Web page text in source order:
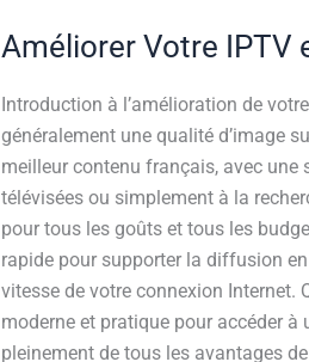
Améliorer Votre IPTV
Introduction à l’amélioration de
généralement une qualité d’image
meilleur contenu français, avec une
télévisées ou simplement à la
pour tous les goûts et tous les
rapide pour supporter la diffusion
vitesse de votre connexion Internet.
moderne et pratique pour accéder
pleinement de tous les avantages